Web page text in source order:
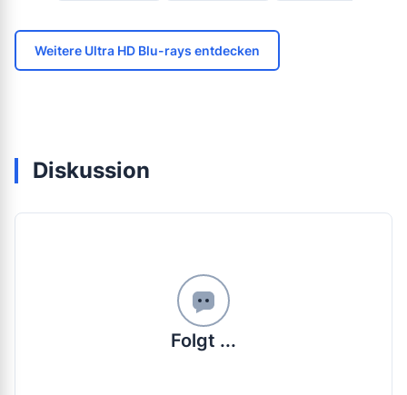
Weitere Ultra HD Blu-rays entdecken
Diskussion
Folgt ...